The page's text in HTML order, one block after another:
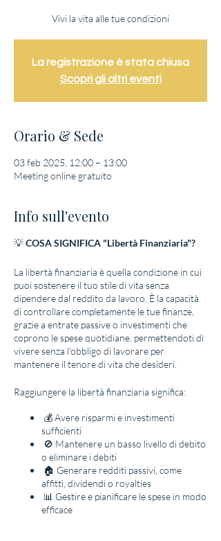
Vivi la vita alle tue condizioni
La registrazione è stata chiusa
Scopri gli altri eventi
Orario & Sede
03 feb 2025, 12:00 – 13:00
Meeting online gratuito
Info sull'evento
💡COSA SIGNIFICA "Libertà Finanziaria"?
La libertà finanziaria è quella condizione in cui
puoi sostenere il tuo stile di vita senza
dipendere dal reddito da lavoro. È la capacità
di controllare completamente le tue finanze,
grazie a entrate passive o investimenti che
coprono le spese quotidiane, permettendoti di
vivere senza l'obbligo di lavorare per
mantenere il tenore di vita che desideri.
Raggiungere la libertà finanziaria significa:
💰 Avere risparmi e investimenti
sufficienti
🚫 Mantenere un basso livello di debito
o eliminare i debiti
🏠 Generare redditi passivi, come
affitti, dividendi o royalties
📊 Gestire e pianificare le spese in modo
efficace